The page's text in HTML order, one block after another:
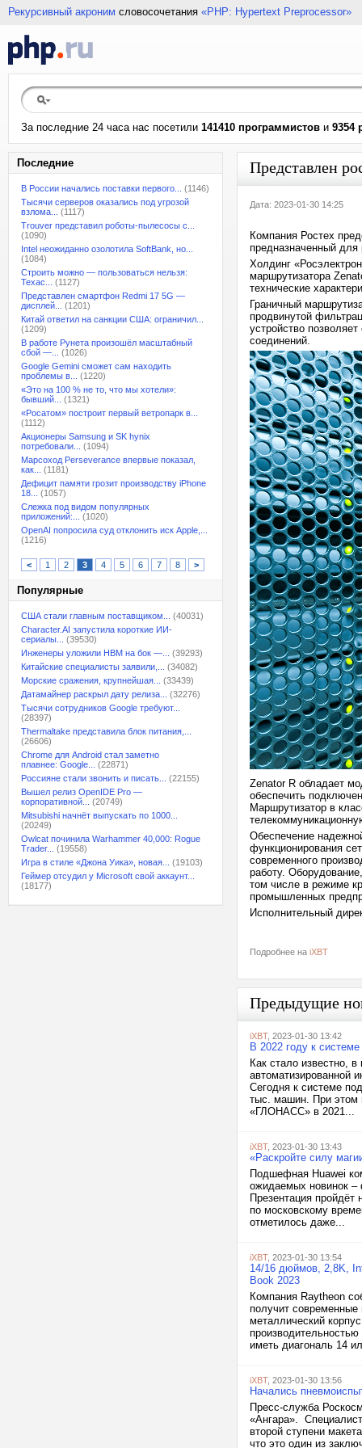
Рекурсивный акроним словосочетания «PHP: Hypertext Preprocessor»
За последние 24 часа нас посетили 141410 программистов и 9354
Последние
В России начались поставки первого...
(1146)
Тысячи серверов оказались под угрозой
взлома...
(1117)
Trouver представил роботы-пылесосы с...
(1090)
Intel неожиданно озолотила SoftBank, но...
(1084)
Строить можно — пользоваться нельзя:
Техас...
(1127)
Представлен смартфон Redmi 17 5G —
дисплей...
(1201)
Китай ответил на санкции США: ограничил...
(1209)
В работе Рунета произошёл масштабный
сбой —...
(1026)
Google Gemini сможет сам находить
проблемы в...
(1220)
«Это на 100 % не то, что мы хотели»:
бывший...
(1321)
«Росатом» построит первый ветропарк в...
(1112)
Акционеры Samsung и SK hynix
потребовали...
(1094)
Марсоход Perseverance впервые показал,
как...
(1181)
Дефицит памяти грозит производству iPhone
18...
(1057)
Слежка под видом популярных
приложений:...
(1020)
OpenAI попросила суд отклонить иск Apple,...
(1216)
< 1 2 3 4 5 6 7 8 >
Популярные
США стали главным поставщиком...
(40031)
Character.AI запустила короткие ИИ-
сериалы...
(39530)
Инженеры уложили HBM на бок —...
(39293)
Китайские специалисты заявили,...
(34082)
Морские сражения, крупнейшая...
(33439)
Датамайнер раскрыл дату релиза...
(32276)
Тысячи сотрудников Google требуют...
(28397)
Thermaltake представила блок питания,...
(26606)
Chrome для Android стал заметно
плавнее: Google...
(22871)
Россияне стали звонить и писать...
(22155)
Вышел релиз OpenIDE Pro —
корпоративной...
(20749)
Mitsubishi начнёт выпускать по 1000...
(20249)
Owlcat починила Warhammer 40,000: Rogue
Trader...
(19558)
Игра в стиле «Джона Уика», новая...
(19103)
Геймер отсудил у Microsoft свой аккаунт...
(18177)
Представлен
Дата: 2023-01-30 14:25
Компания Ростех
предназначенный для
Холдинг
маршрутизатора
технические
Граничный
продвинутой
устройство
соединений.
Zenator R обладает
обеспечить
Маршрутизатор в
Обеспечение
функционирования
современного
работу.
том числе в режиме
промышленных
Исполнительный
Подробнее на iXBT
Предыдущие
iXBT, 2023-01-30 13:42
В 2022 году к
Как стало известно,
автоматизированной
Сегодня к системе
тыс. машин. При этом
«ГЛОНАСС» в 2021...
iXBT, 2023-01-30 13:43
«Раскройте силу
Подшефная Huawei
ожидаемых новинок –
Презентация
по московскому
отметилось даже...
iXBT, 2023-01-30 13:54
14/16 дюймов, 2,8K,
Book 2023
Компания Raytheon
получит современные
металлический
иметь диагональ 14
iXBT, 2023-01-30 13:56
Начались
Пресс-служба
«Ангара».
второй ступени
что это один из